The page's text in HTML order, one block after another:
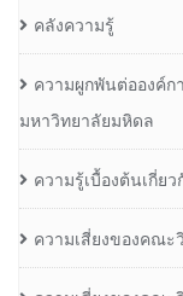
คลังความรู้
ความผูกพันต่อองค์
มหาวิทยาลัยมหิดล
ความรู้เบื้องต้นเกี่ย
ความเสี่ยงของคณ